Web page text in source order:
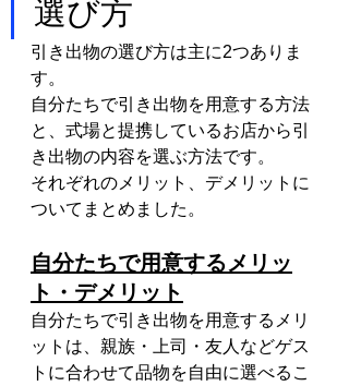
選び方
引き出物の選び方は主に2つありま
す。
自分たちで引き出物を用意する方法
と、式場と提携しているお店から引
き出物の内容を選ぶ方法です。
それぞれのメリット、デメリットに
ついてまとめました。
自分たちで用意するメリッ
ト・デメリット
自分たちで引き出物を用意するメリ
ットは、親族・上司・友人などゲス
トに合わせて品物を自由に選べるこ